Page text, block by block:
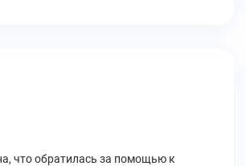
что обратилась за помощью к